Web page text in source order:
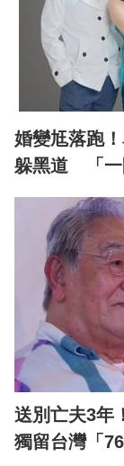
婚變尪落跑
躲黑道 「一
送別亡夫3年
獨留台灣「